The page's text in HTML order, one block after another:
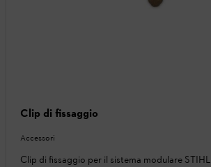
Clip di fissaggio
Accessori
Clip di fissaggio per il sistema modulare STIHL